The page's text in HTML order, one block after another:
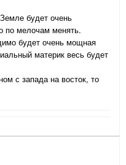
будет очень
по мелочам менять.
будет очень мощная
материк весь будет
с запада на восток, то